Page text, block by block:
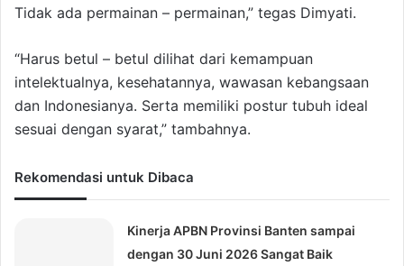
Tidak ada permainan – permainan,” tegas Dimyati.
“Harus betul – betul dilihat dari kemampuan
intelektualnya, kesehatannya, wawasan kebangsaan
dan Indonesianya. Serta memiliki postur tubuh ideal
sesuai dengan syarat,” tambahnya.
Rekomendasi untuk Dibaca
Kinerja APBN Provinsi Banten sampai
dengan 30 Juni 2026 Sangat Baik